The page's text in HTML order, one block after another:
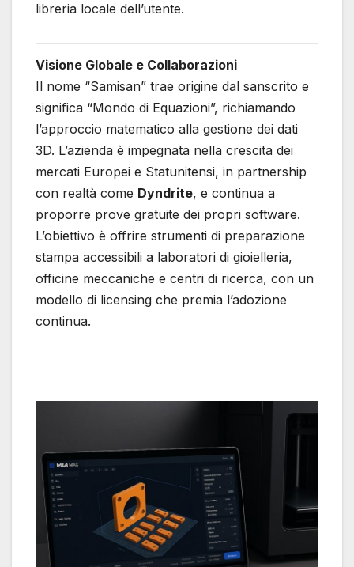
libreria locale dell’utente.
Visione Globale e Collaborazioni
Il nome “Samisan” trae origine dal sanscrito e
significa “Mondo di Equazioni”, richiamando
l’approccio matematico alla gestione dei dati
3D. L’azienda è impegnata nella crescita dei
mercati Europei e Statunitensi, in partnership
con realtà come Dyndrite, e continua a
proporre prove gratuite dei propri software.
L’obiettivo è offrire strumenti di preparazione
stampa accessibili a laboratori di gioielleria,
officine meccaniche e centri di ricerca, con un
modello di licensing che premia l’adozione
continua.